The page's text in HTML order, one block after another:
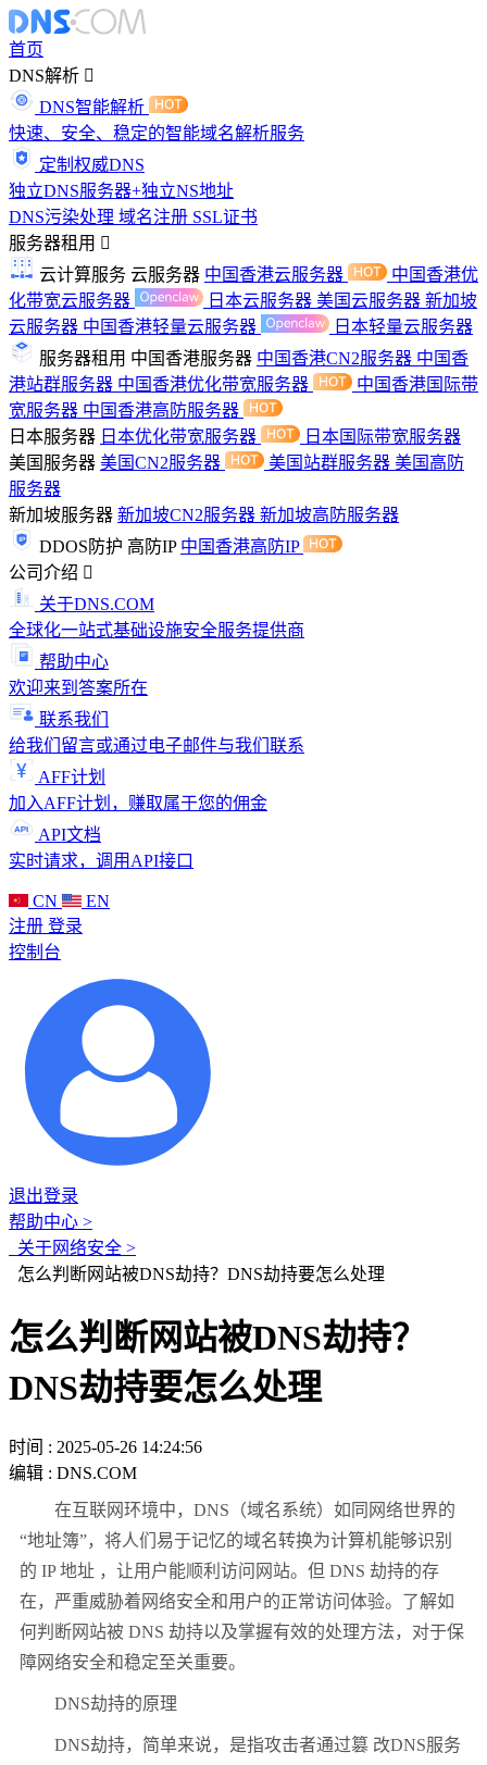
首页
DNS解析
DNS智能解析
快速、安全、稳定的智能域名解析服务
定制权威DNS
独立DNS服务器+独立NS地址
DNS污染处理 域名注册 SSL证书
服务器租用
云计算服务 云服务器 中国香港云服务器
中国香港优
化带宽云服务器
日本云服务器 美国云服务器 新加坡
云服务器 中国香港轻量云服务器
日本轻量云服务器
服务器租用 中国香港服务器 中国香港CN2服务器 中国香
港站群服务器 中国香港优化带宽服务器
中国香港国际带
宽服务器 中国香港高防服务器
日本服务器 日本优化带宽服务器
日本国际带宽服务器
美国服务器 美国CN2服务器 美国站群服务器 美国高防
服务器
新加坡服务器 新加坡CN2服务器 新加坡高防服务器
DDOS防护 高防IP 中国香港高防IP
公司介绍
关于DNS.COM
全球化一站式基础设施安全服务提供商
帮助中心
欢迎来到答案所在
联系我们
给我们留言或通过电子邮件与我们联系
AFF计划
加入AFF计划，赚取属于您的佣金
API文档
实时请求，调用API接口
CN
EN
注册 登录
控制台
退出登录
帮助中心 >
关于网络安全 >
怎么判断网站被DNS劫持？DNS劫持要怎么处理
怎么判断网站被DNS劫持？
DNS劫持要怎么处理
时间 : 2025-05-26 14:24:56
编辑 : DNS.COM
在互联网环境中，DNS（域名系统）如同网络世界的
“地址簿”，将人们易于记忆的域名转换为计算机能够识别
的 IP 地址 ，让用户能顺利访问网站。但 DNS 劫持的存
在，严重威胁着网络安全和用户的正常访问体验。了解如
何判断网站被 DNS 劫持以及掌握有效的处理方法，对于保
障网络安全和稳定至关重要。
DNS劫持的原理
DNS劫持，简单来说，是指攻击者通过篡 改DNS服务